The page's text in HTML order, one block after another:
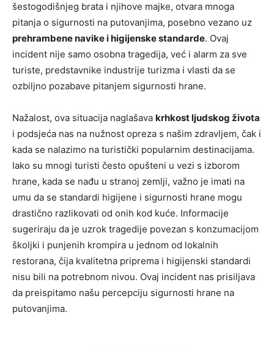
šestogodišnjeg brata i njihove majke, otvara mnoga
pitanja o sigurnosti na putovanjima, posebno vezano uz
prehrambene navike i higijenske standarde. Ovaj
incident nije samo osobna tragedija, već i alarm za sve
turiste, predstavnike industrije turizma i vlasti da se
ozbiljno pozabave pitanjem sigurnosti hrane.
Nažalost, ova situacija naglašava krhkost ljudskog života
i podsjeća nas na nužnost opreza s našim zdravljem, čak i
kada se nalazimo na turistički popularnim destinacijama.
Iako su mnogi turisti često opušteni u vezi s izborom
hrane, kada se nađu u stranoj zemlji, važno je imati na
umu da se standardi higijene i sigurnosti hrane mogu
drastično razlikovati od onih kod kuće. Informacije
sugeriraju da je uzrok tragedije povezan s konzumacijom
školjki i punjenih krompira u jednom od lokalnih
restorana, čija kvalitetna priprema i higijenski standardi
nisu bili na potrebnom nivou. Ovaj incident nas prisiljava
da preispitamo našu percepciju sigurnosti hrane na
putovanjima.